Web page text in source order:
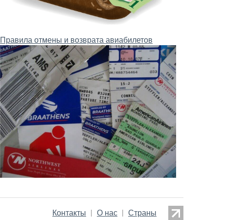
Правила отмены и возврата авиабилетов
Контакты | О нас | Страны